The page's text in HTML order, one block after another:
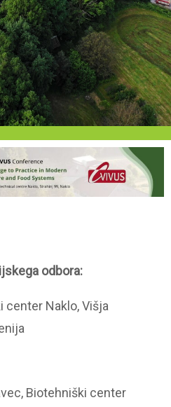
odbora:
center Naklo, Višja
Biotehniški center